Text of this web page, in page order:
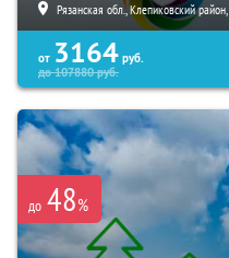
Рязанская обл., Клепиковский
от 3164 руб.
до107880руб.
до 48%